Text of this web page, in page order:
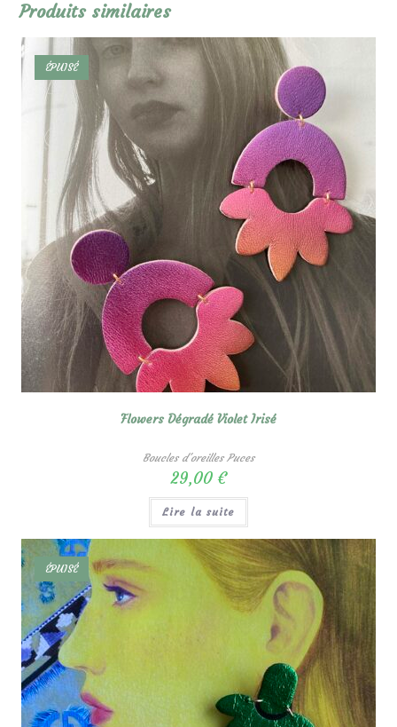
Produits similaires
ÉPUISÉ
Flowers Dégradé Violet Irisé
Boucles d'oreilles Puces
29,00 €
Lire la suite
ÉPUISÉ